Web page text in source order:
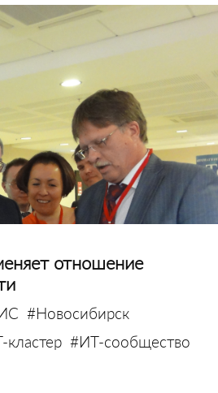
отношение
#Новосибирск
кластер #ИТ-сообщество